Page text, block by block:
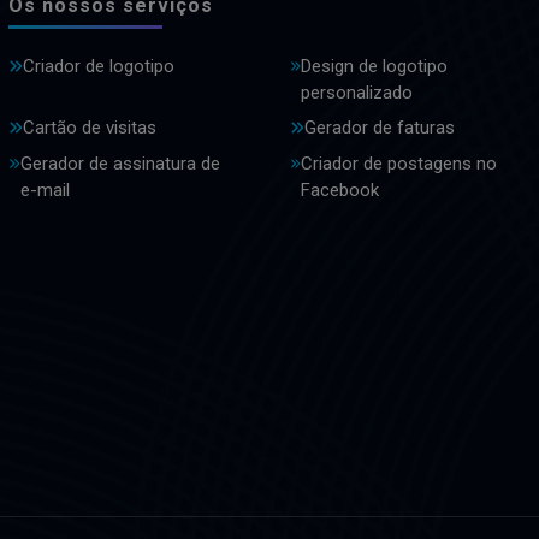
Os nossos serviços
Criador de logotipo
Design de logotipo
personalizado
Cartão de visitas
Gerador de faturas
Gerador de assinatura de
e-mail
Criador de postagens no
Facebook